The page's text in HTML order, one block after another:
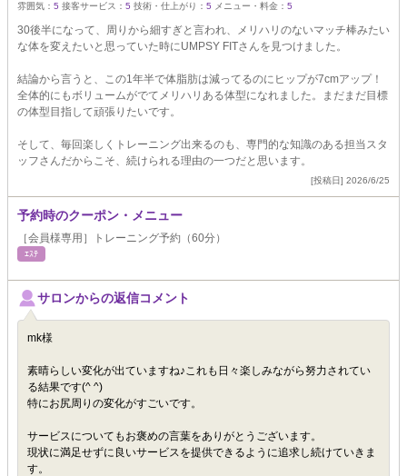
雰囲気： 5 接客サービス： 5 技術・仕上がり： 5 メニュー・料金： 5
30後半になって、周りから細すぎと言われ、メリハリのないマッチ棒みたい
な体を変えたいと思っていた時にUMPSY FITさんを見つけました。
結論から言うと、この1年半で体脂肪は減ってるのにヒップが7cmアップ！
全体的にもボリュームがでてメリハリある体型になれました。まだまだ目標
の体型目指して頑張りたいです。
そして、毎回楽しくトレーニング出来るのも、専門的な知識のある担当スタ
ッフさんだからこそ、続けられる理由の一つだと思います。
[投稿日] 2026/6/25
予約時のクーポン・メニュー
［会員様専用］トレーニング予約（60分）
ｴｽﾃ
サロンからの返信コメント
mk様
素晴らしい変化が出ていますね♪これも日々楽しみながら努力されてい
る結果です(^ ^)
特にお尻周りの変化がすごいです。
サービスについてもお褒めの言葉をありがとうございます。
現状に満足せずに良いサービスを提供できるように追求し続けていきま
す。